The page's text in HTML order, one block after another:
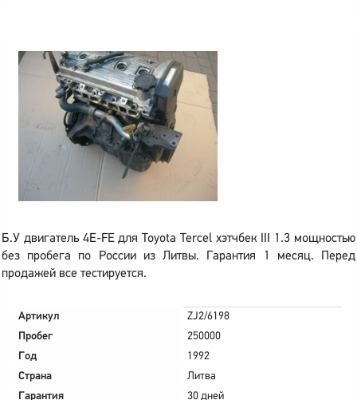
Б.У двигатель 4E-FE для Toyota Tercel хэтчбек III 1.3 мощностью
без пробега по России из Литвы. Гарантия 1 месяц. Перед
продажей все тестируется.
Артикул
ZJ2/6198
Пробег
250000
Год
1992
Страна
Литва
Гарантия
30 дней